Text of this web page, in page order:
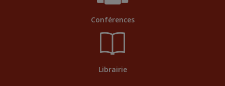
Conférences
Librairie